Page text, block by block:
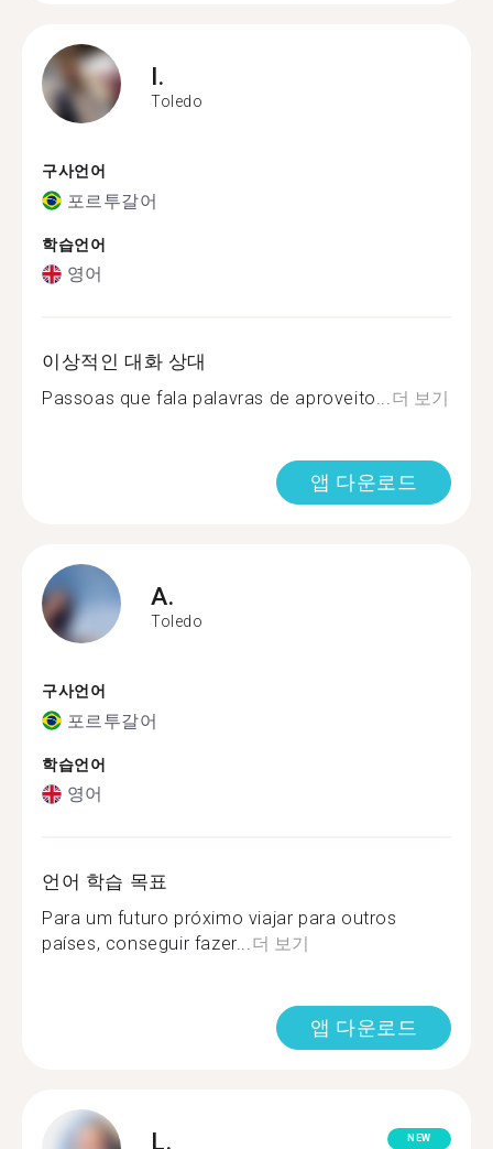
I.
Toledo
구사언어
포르투갈어
학습언어
영어
이상적인 대화 상대
Passoas que fala palavras de aproveito...더 보기
앱 다운로드
A.
Toledo
구사언어
포르투갈어
학습언어
영어
언어 학습 목표
Para um futuro próximo viajar para outros
países, conseguir fazer...더 보기
앱 다운로드
L. NEW